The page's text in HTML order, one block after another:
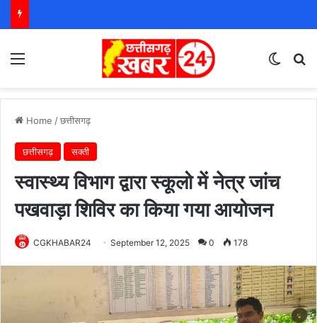
Home /छत्तीसगढ़
छत्तीसगढ़ सक्ती
स्वास्थ्य विभाग द्वारा स्कूलो में नेत्र जांच
पखवाड़ा शिविर का किया गया आयोजन
CGKHABAR24 September 12, 2025 0 178